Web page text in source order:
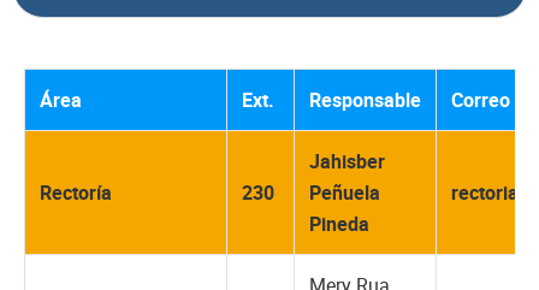
Área Ext. Responsable Correo
Rectoría 230
Jahisber
Peñuela
Pineda